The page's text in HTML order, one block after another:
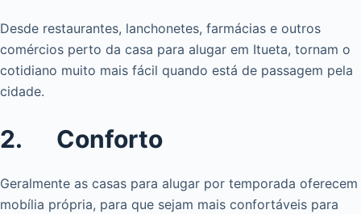
Desde restaurantes, lanchonetes, farmácias e outros
comércios perto da casa para alugar em Itueta, tornam o
cotidiano muito mais fácil quando está de passagem pela
cidade.
2. Conforto
Geralmente as casas para alugar por temporada oferecem
mobília própria, para que sejam mais confortáveis para